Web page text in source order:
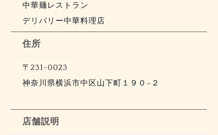
中華麺レストラン
デリバリー中華料理店
住所
〒231-0023
神奈川県横浜市中区山下町１９０−２
店舗説明